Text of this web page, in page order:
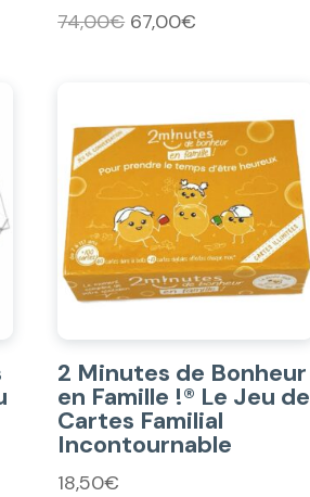
74,00€ Le
74,00€.
67,00€
67,00€.
2 Minutes de Bonheur
en Famille !® Le Jeu de
Cartes Familial
Incontournable
18,50€